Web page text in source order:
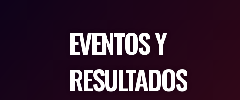
EVENTOS Y
RESULTADOS